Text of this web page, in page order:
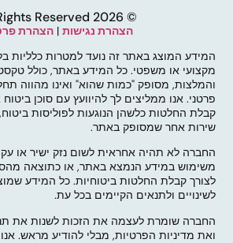
© 2026 All Rights Reserved
הצהרת נגישות | הצהרת
המידע המוצג באתר זה נועד למטרות כלליות
מקצועי או משפטי. כל המידע באתר, כולל
והמלצות, מסופק "כמות שהוא" ואינו מהווה
פרטני. אנו ממליצים לך להיוועץ עם סוכן ביטוח
קבלת החלטות כלשהן הנוגעות לפוליסות
שירות אחר שמסופק באתר.
החברה לא תהיה אחראית לשום נזק ישיר או
משימוש במידע הנמצא באתר, או כתוצאה
לצורך קבלת החלטות ביטוחיות. כל המידע
לשינויים ולתנאים הקיימים בכל עת.
החברה שומרת לעצמה את הזכות לשנות את
ואת מדיניות הפרטיות, מבלי להודיע מראש. אנו